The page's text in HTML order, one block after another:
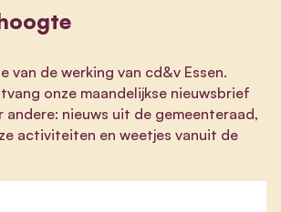
van de werking van cd&v Essen.
onze maandelijkse nieuwsbrief
andere: nieuws uit de gemeenteraad,
activiteiten en weetjes vanuit de